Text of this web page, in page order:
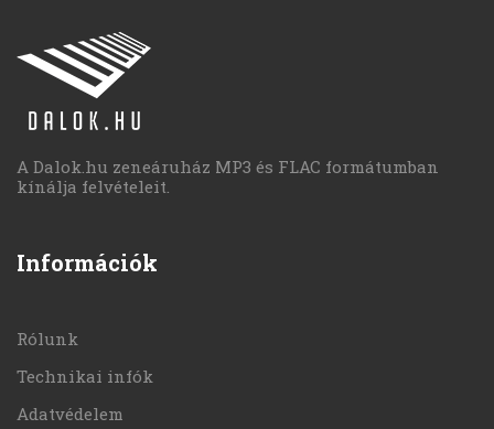
A Dalok.hu zeneáruház MP3 és FLAC formátumban
kínálja felvételeit.
Információk
Rólunk
Technikai infók
Adatvédelem